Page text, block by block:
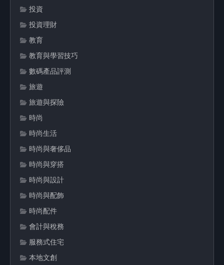
投資
投資理財
教育
教育與學習技巧
數碼產品評測
旅遊
旅遊與探險
時尚
時尚生活
時尚與奢侈品
時尚與穿搭
時尚與設計
時尚與配飾
時尚配件
會計與稅務
服務式住宅
本地文創